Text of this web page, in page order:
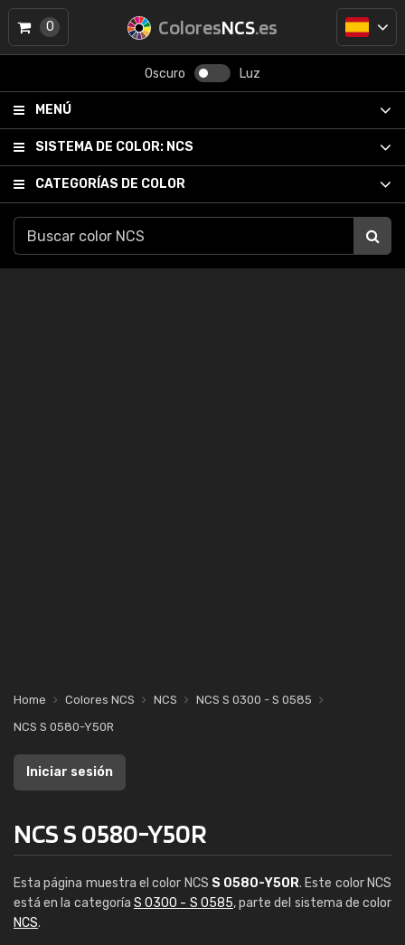
ColoresNCS.es
Oscuro Luz
MENÚ
SISTEMA DE COLOR: NCS
CATEGORÍAS DE COLOR
0
Home Colores NCS NCS
NCS S 0300 - S 0585
NCS S 0580-Y50R
Iniciar sesión
NCS S 0580-Y50R
Esta página muestra el color NCS S 0580-Y50R. Este color NCS
está en la categoría S 0300 - S 0585, parte del sistema de color
NCS.